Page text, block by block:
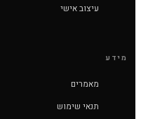
עיצוב אישי
מידע
מאמרים
תנאי שימוש